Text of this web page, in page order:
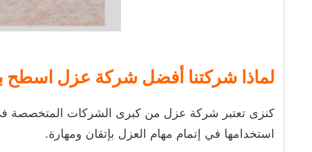
لماذا شركتنا أفضل شركة عزل اسطح
كنزى تعتبر شركة عزل من كبرى الشركات المتخصصة
استخدامها في إتمام مهام العزل بإتقان ومهارة.